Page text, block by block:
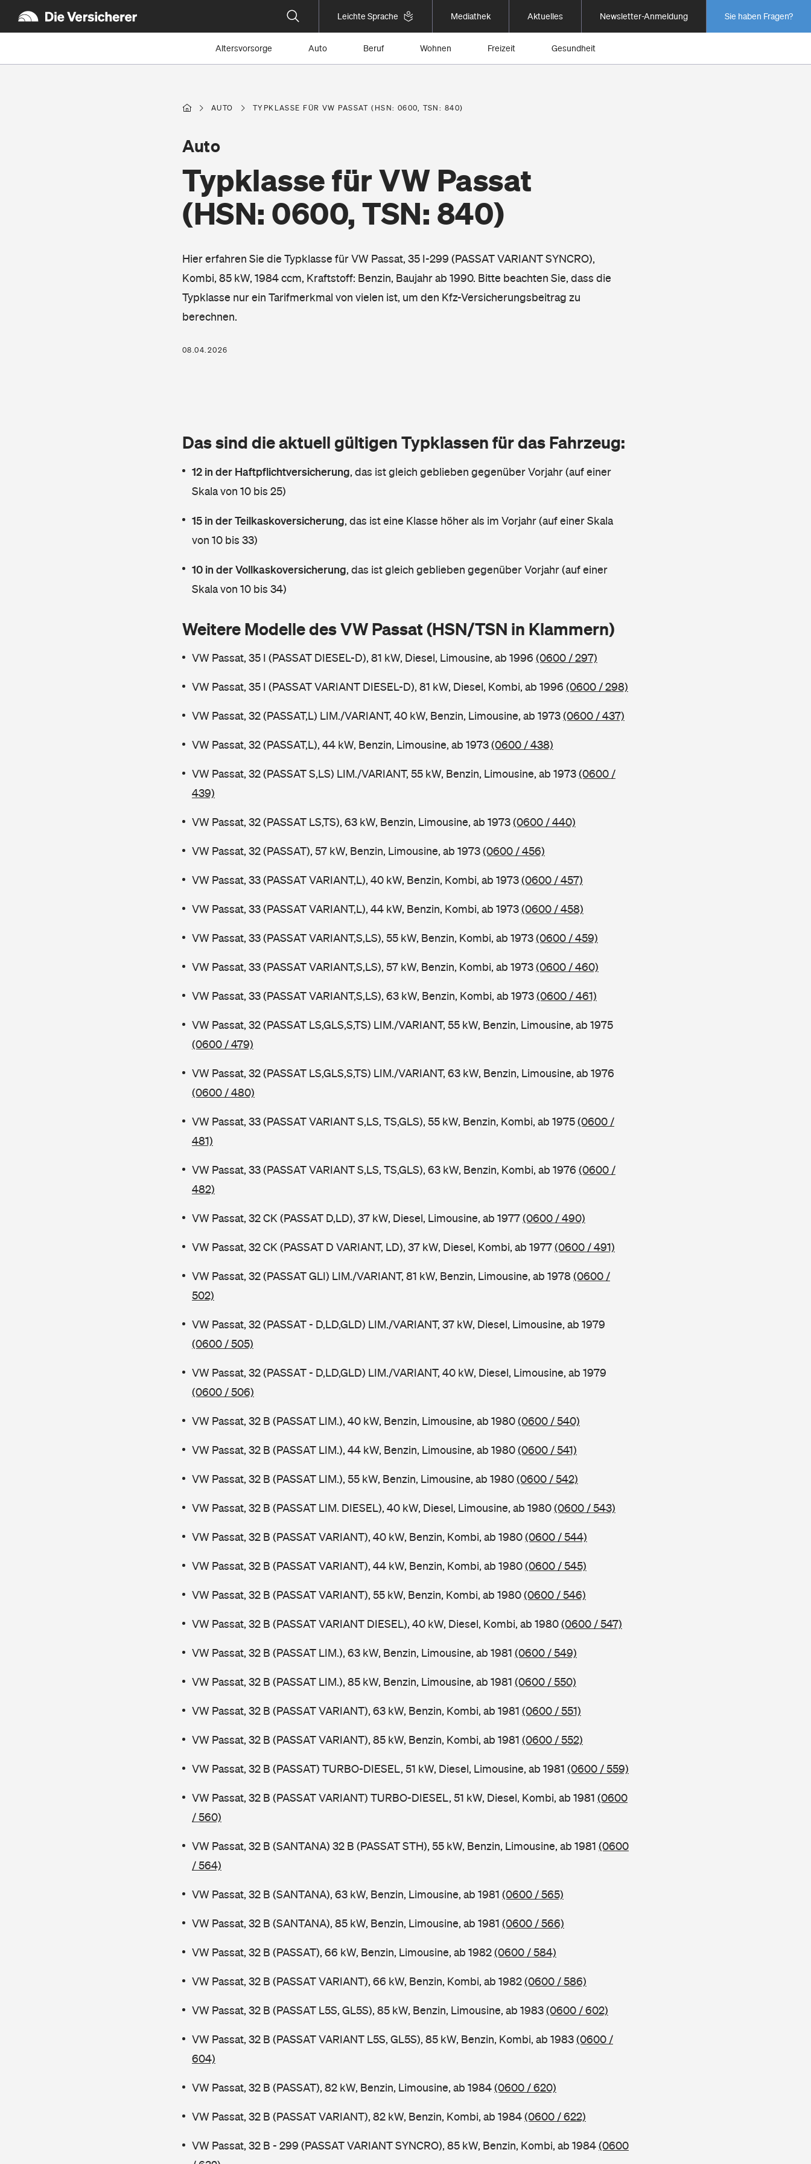
Leichte Sprache Mediathek Aktuelles Newsletter-Anmeldung Sie haben Fragen?
Altersvorsorge Auto Beruf Wohnen Freizeit Gesundheit
AUTO TYPKLASSE FÜR VW PASSAT (HSN: 0600, TSN: 840)
Typklasse für VW Passat
(HSN: 0600, TSN: 840)
Auto
Hier erfahren Sie die Typklasse für VW Passat, 35 I-299 (PASSAT VARIANT SYNCRO),
Kombi, 85 kW, 1984 ccm, Kraftstoff: Benzin, Baujahr ab 1990. Bitte beachten Sie, dass die
Typklasse nur ein Tarifmerkmal von vielen ist, um den Kfz-Versicherungsbeitrag zu
berechnen.
08.04.2026
Das sind die aktuell gültigen Typklassen für das Fahrzeug:
12 in der Haftpflichtversicherung, das ist gleich geblieben gegenüber Vorjahr (auf einer
Skala von 10 bis 25)
15 in der Teilkaskoversicherung, das ist eine Klasse höher als im Vorjahr (auf einer Skala
von 10 bis 33)
10 in der Vollkaskoversicherung, das ist gleich geblieben gegenüber Vorjahr (auf einer
Skala von 10 bis 34)
Weitere Modelle des VW Passat (HSN/TSN in Klammern)
VW Passat, 35 I (PASSAT DIESEL-D), 81 kW, Diesel, Limousine, ab 1996 (0600 / 297)
VW Passat, 35 I (PASSAT VARIANT DIESEL-D), 81 kW, Diesel, Kombi, ab 1996 (0600 / 298)
VW Passat, 32 (PASSAT,L) LIM./VARIANT, 40 kW, Benzin, Limousine, ab 1973(0600 / 437)
VW Passat, 32 (PASSAT,L), 44 kW, Benzin, Limousine, ab 1973(0600 / 438)
VW Passat, 32 (PASSAT S,LS) LIM./VARIANT, 55 kW, Benzin, Limousine, ab 1973(0600 /
439)
VW Passat, 32 (PASSAT LS,TS), 63 kW, Benzin, Limousine, ab 1973(0600 / 440)
VW Passat, 32 (PASSAT), 57 kW, Benzin, Limousine, ab 1973(0600 / 456)
VW Passat, 33 (PASSAT VARIANT,L), 40 kW, Benzin, Kombi, ab 1973(0600 / 457)
VW Passat, 33 (PASSAT VARIANT,L), 44 kW, Benzin, Kombi, ab 1973(0600 / 458)
VW Passat, 33 (PASSAT VARIANT,S,LS), 55 kW, Benzin, Kombi, ab 1973(0600 / 459)
VW Passat, 33 (PASSAT VARIANT,S,LS), 57 kW, Benzin, Kombi, ab 1973(0600 / 460)
VW Passat, 33 (PASSAT VARIANT,S,LS), 63 kW, Benzin, Kombi, ab 1973(0600 / 461)
VW Passat, 32 (PASSAT LS,GLS,S,TS) LIM./VARIANT, 55 kW, Benzin, Limousine, ab 1975
(0600 / 479)
VW Passat, 32 (PASSAT LS,GLS,S,TS) LIM./VARIANT, 63 kW, Benzin, Limousine, ab 1976
(0600 / 480)
VW Passat, 33 (PASSAT VARIANT S,LS, TS,GLS), 55 kW, Benzin, Kombi, ab 1975(0600 /
481)
VW Passat, 33 (PASSAT VARIANT S,LS, TS,GLS), 63 kW, Benzin, Kombi, ab 1976 (0600 /
482)
VW Passat, 32 CK (PASSAT D,LD), 37 kW, Diesel, Limousine, ab 1977(0600 / 490)
VW Passat, 32 CK (PASSAT D VARIANT, LD), 37 kW, Diesel, Kombi, ab 1977(0600 / 491)
VW Passat, 32 (PASSAT GLI) LIM./VARIANT, 81 kW, Benzin, Limousine, ab 1978(0600 /
502)
VW Passat, 32 (PASSAT - D,LD,GLD) LIM./VARIANT, 37 kW, Diesel, Limousine, ab 1979
(0600 / 505)
VW Passat, 32 (PASSAT - D,LD,GLD) LIM./VARIANT, 40 kW, Diesel, Limousine, ab 1979
(0600 / 506)
VW Passat, 32 B (PASSAT LIM.), 40 kW, Benzin, Limousine, ab 1980(0600 / 540)
VW Passat, 32 B (PASSAT LIM.), 44 kW, Benzin, Limousine, ab 1980(0600 / 541)
VW Passat, 32 B (PASSAT LIM.), 55 kW, Benzin, Limousine, ab 1980(0600 / 542)
VW Passat, 32 B (PASSAT LIM. DIESEL), 40 kW, Diesel, Limousine, ab 1980(0600 / 543)
VW Passat, 32 B (PASSAT VARIANT), 40 kW, Benzin, Kombi, ab 1980(0600 / 544)
VW Passat, 32 B (PASSAT VARIANT), 44 kW, Benzin, Kombi, ab 1980(0600 / 545)
VW Passat, 32 B (PASSAT VARIANT), 55 kW, Benzin, Kombi, ab 1980(0600 / 546)
VW Passat, 32 B (PASSAT VARIANT DIESEL), 40 kW, Diesel, Kombi, ab 1980(0600 / 547)
VW Passat, 32 B (PASSAT LIM.), 63 kW, Benzin, Limousine, ab 1981 (0600 / 549)
VW Passat, 32 B (PASSAT LIM.), 85 kW, Benzin, Limousine, ab 1981 (0600 / 550)
VW Passat, 32 B (PASSAT VARIANT), 63 kW, Benzin, Kombi, ab 1981 (0600 / 551)
VW Passat, 32 B (PASSAT VARIANT), 85 kW, Benzin, Kombi, ab 1981 (0600 / 552)
VW Passat, 32 B (PASSAT) TURBO-DIESEL, 51 kW, Diesel, Limousine, ab 1981 (0600 / 559)
VW Passat, 32 B (PASSAT VARIANT) TURBO-DIESEL, 51 kW, Diesel, Kombi, ab 1981 (0600
/ 560)
VW Passat, 32 B (SANTANA) 32 B (PASSAT STH), 55 kW, Benzin, Limousine, ab 1981 (0600
/ 564)
VW Passat, 32 B (SANTANA), 63 kW, Benzin, Limousine, ab 1981 (0600 / 565)
VW Passat, 32 B (SANTANA), 85 kW, Benzin, Limousine, ab 1981 (0600 / 566)
VW Passat, 32 B (PASSAT), 66 kW, Benzin, Limousine, ab 1982(0600 / 584)
VW Passat, 32 B (PASSAT VARIANT), 66 kW, Benzin, Kombi, ab 1982(0600 / 586)
VW Passat, 32 B (PASSAT L5S, GL5S), 85 kW, Benzin, Limousine, ab 1983(0600 / 602)
VW Passat, 32 B (PASSAT VARIANT L5S, GL5S), 85 kW, Benzin, Kombi, ab 1983(0600 /
604)
VW Passat, 32 B (PASSAT), 82 kW, Benzin, Limousine, ab 1984(0600 / 620)
VW Passat, 32 B (PASSAT VARIANT), 82 kW, Benzin, Kombi, ab 1984(0600 / 622)
VW Passat, 32 B - 299 (PASSAT VARIANT SYNCRO), 85 kW, Benzin, Kombi, ab 1984(0600